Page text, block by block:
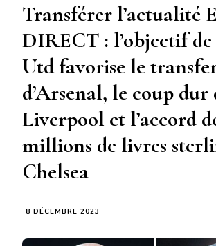
Transférer l’actualité
DIRECT : l’objectif
Utd favorise le
d’Arsenal, le coup dur
Liverpool et l’accord
millions de livres
Chelsea
8 DÉCEMBRE 2023